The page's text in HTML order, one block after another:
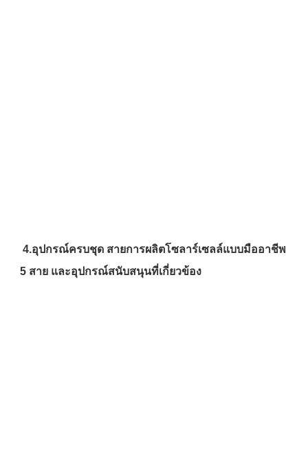
4.อุปกรณ์ครบชุด สายการผลิตโซลาร์เซลล์แบบมืออาชีพ
5 สาย และอุปกรณ์สนับสนุนที่เกี่ยวข้อง